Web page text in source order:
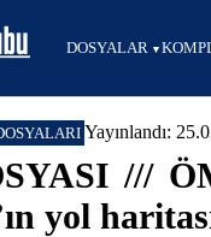
DOSYALAR
Yayınlandı:
///
yol